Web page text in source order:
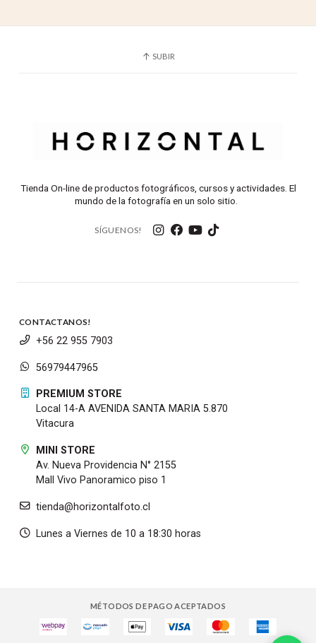
SUBIR
Tienda On-line de productos fotográficos, cursos y actividades. El
mundo de la fotografía en un solo sitio.
SÍGUENOS!
CONTACTANOS!
+56 22 955 7903
56979447965
PREMIUM STORE
Local 14-A AVENIDA SANTA MARIA 5.870
Vitacura
MINI STORE
Av. Nueva Providencia N° 2155
Mall Vivo Panoramico piso 1
tienda@horizontalfoto.cl
Lunes a Viernes de 10 a 18:30 horas
MÉTODOS DE PAGO ACEPTADOS